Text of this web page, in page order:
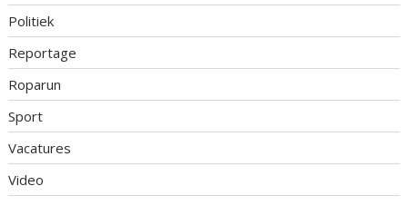
Politiek
Reportage
Roparun
Sport
Vacatures
Video